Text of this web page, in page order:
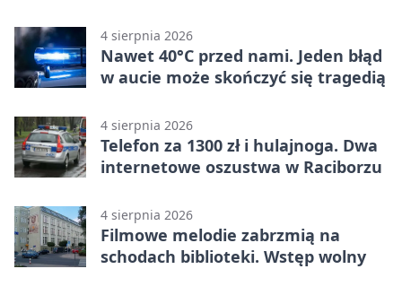
4 sierpnia 2026
Nawet 40°C przed nami. Jeden błąd
w aucie może skończyć się tragedią
4 sierpnia 2026
Telefon za 1300 zł i hulajnoga. Dwa
internetowe oszustwa w Raciborzu
4 sierpnia 2026
Filmowe melodie zabrzmią na
schodach biblioteki. Wstęp wolny